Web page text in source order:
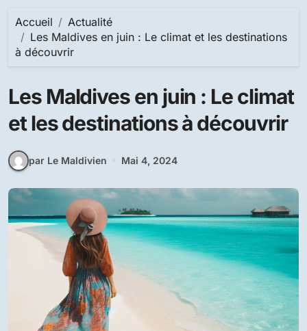
Accueil
Actualité
Les Maldives en juin : Le climat et les destinations
à découvrir
Les Maldives en juin : Le climat
et les destinations à découvrir
par Le Maldivien Mai 4, 2024